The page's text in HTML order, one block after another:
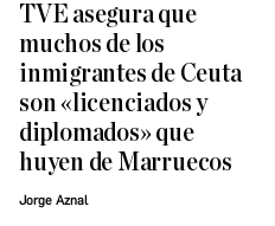
TVE asegura que
muchos de los
inmigrantes de Ceuta
son «licenciados y
diplomados» que
huyen de Marruecos
Jorge Aznal